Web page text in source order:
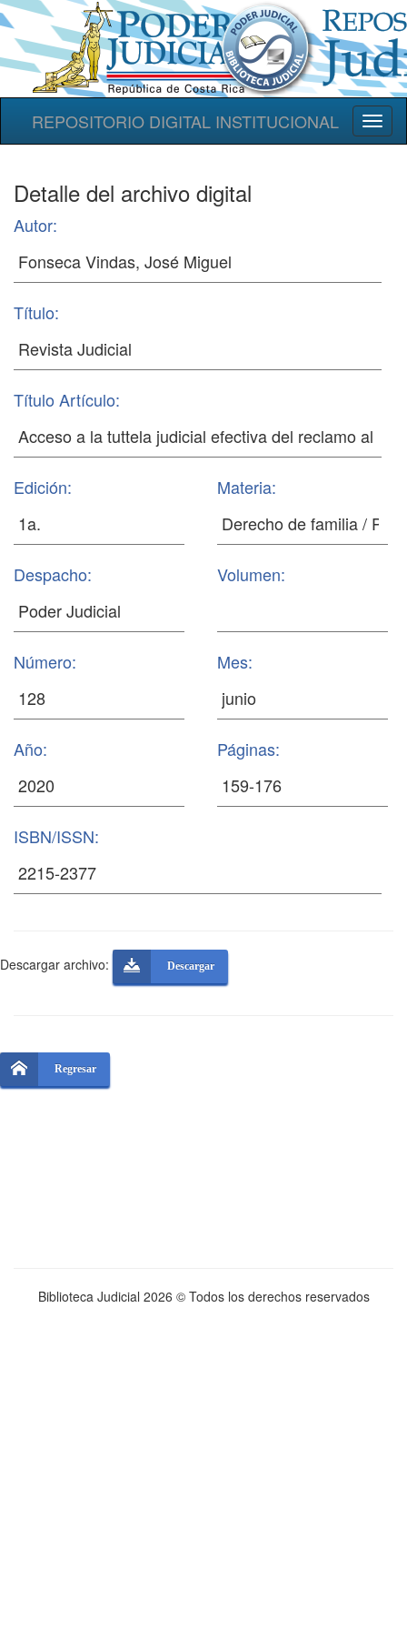
REPOSITORIO DIGITAL INSTITUCIONAL
Detalle del archivo digital
Autor:
Título:
Título Artículo:
Edición: Materia:
Despacho: Volumen:
Número: Mes:
Año: Páginas:
ISBN/ISSN:
Descargar archivo: Descargar
Regresar
Biblioteca Judicial 2026 © Todos los derechos reservados